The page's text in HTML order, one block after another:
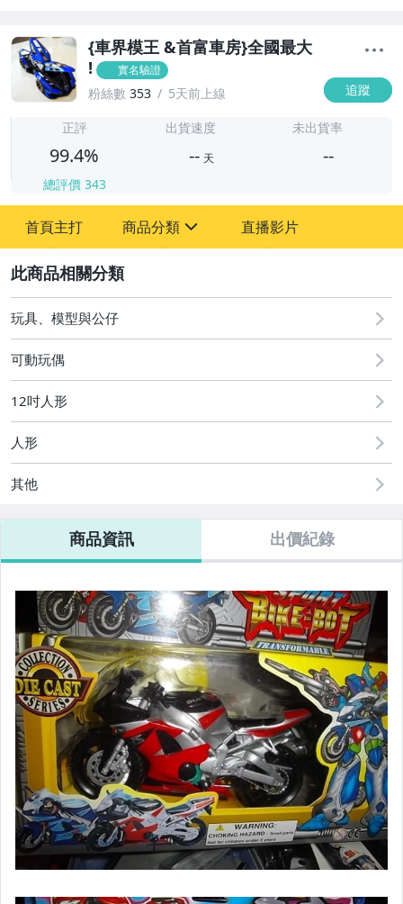
{車界模王 &首富車房}全國最大
!
實名驗證
粉絲數 353 5天前上線 追蹤
正評
99.4%
總評價 343
出貨速度
-- 天
未出貨率
--
首頁主打 商品分類
圖書/影音/文具
汽機車精品百貨
居家、家具與園藝
男性精品與服飾
美容保養與彩妝
女包精品與女鞋
運動、戶外與休閒
直播影片
玩具、模型與公仔
可動玩偶
12吋人形
人形
其他
商品資訊 出價紀錄